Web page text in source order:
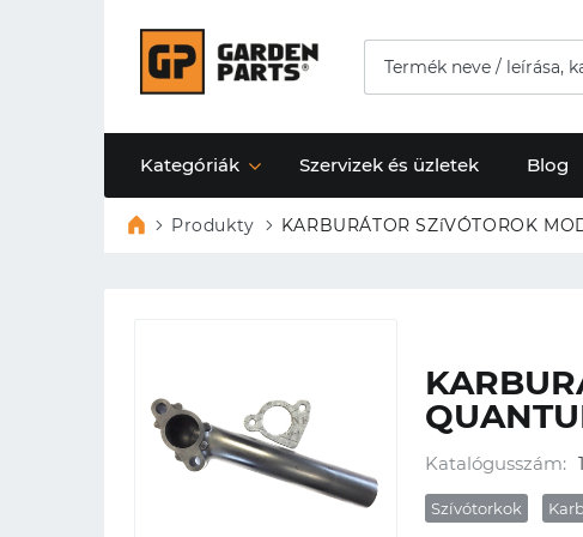
Kategóriák Szervizek és üzletek Blog
Produkty
Katalógusszám:
Szívótorkok